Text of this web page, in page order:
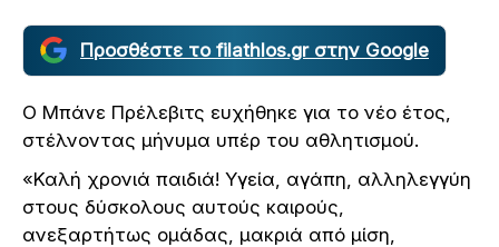
Προσθέστε το filathlos.gr στην Google
Ο Μπάνε Πρέλεβιτς ευχήθηκε για το νέο έτος,
στέλνοντας μήνυμα υπέρ του αθλητισμού.
«Καλή χρονιά παιδιά! Υγεία, αγάπη, αλληλεγγύη
στους δύσκολους αυτούς καιρούς,
ανεξαρτήτως ομάδας, μακριά από μίση,